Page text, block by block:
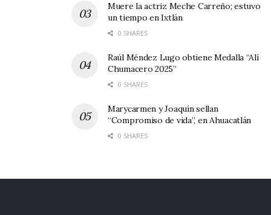
Muere la actriz Meche Carreño; estuvo
un tiempo en Ixtlán
0 SHARES
Raúl Méndez Lugo obtiene Medalla “Alí
Chumacero 2025”
0 SHARES
Marycarmen y Joaquín sellan
“Compromiso de vida”, en Ahuacatlán
0 SHARES